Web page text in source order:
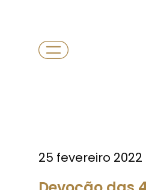
25 fevereiro 2022